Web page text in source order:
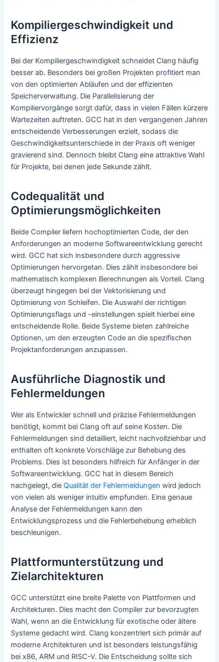
Kompiliergeschwindigkeit und
Effizienz
Bei der Kompiliergeschwindigkeit schneidet Clang häufig
besser ab. Besonders bei großen Projekten profitiert man
von den optimierten Abläufen und der effizienten
Speicherverwaltung. Die Parallelisierung der
Kompiliervorgänge sorgt dafür, dass in vielen Fällen kürzere
Wartezeiten auftreten. GCC hat in den vergangenen Jahren
entscheidende Verbesserungen erzielt, sodass die
Geschwindigkeitsunterschiede in der Praxis oft weniger
gravierend sind. Dennoch bleibt Clang eine attraktive Wahl
für Projekte, bei denen jede Sekunde zählt.
Codequalität und
Optimierungsmöglichkeiten
Beide Compiler liefern hochoptimierten Code, der den
Anforderungen an moderne Softwareentwicklung gerecht
wird. GCC hat sich insbesondere durch aggressive
Optimierungen hervorgetan. Dies zählt insbesondere bei
mathematisch komplexen Berechnungen als Vorteil. Clang
überzeugt hingegen bei der Vektorisierung und
Optimierung von Schleifen. Die Auswahl der richtigen
Optimierungsflags und -einstellungen spielt hierbei eine
entscheidende Rolle. Beide Systeme bieten zahlreiche
Optionen, um den erzeugten Code an die spezifischen
Projektanforderungen anzupassen.
Ausführliche Diagnostik und
Fehlermeldungen
Wer als Entwickler schnell und präzise Fehlermeldungen
benötigt, kommt bei Clang oft auf seine Kosten. Die
Fehlermeldungen sind detailliert, leicht nachvollziehbar und
enthalten oft konkrete Vorschläge zur Behebung des
Problems. Dies ist besonders hilfreich für Anfänger in der
Softwareentwicklung. GCC hat in diesem Bereich
nachgelegt, dieQualität der Fehlermeldungen wird jedoch
von vielen als weniger intuitiv empfunden. Eine genaue
Analyse der Fehlermeldungen kann den
Entwicklungsprozess und die Fehlerbehebung erheblich
beschleunigen.
Plattformunterstützung und
Zielarchitekturen
GCC unterstützt eine breite Palette von Plattformen und
Architekturen. Dies macht den Compiler zur bevorzugten
Wahl, wenn an die Entwicklung für exotische oder ältere
Systeme gedacht wird. Clang konzentriert sich primär auf
moderne Architekturen und ist besonders leistungsfähig
bei x86, ARM und RISC-V. Die Entscheidung sollte sich